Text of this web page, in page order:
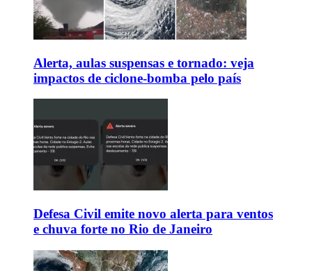
Alerta, aulas suspensas e tornado: veja
impactos de ciclone-bomba pelo país
Defesa Civil emite novo alerta para ventos
e chuva forte no Rio de Janeiro